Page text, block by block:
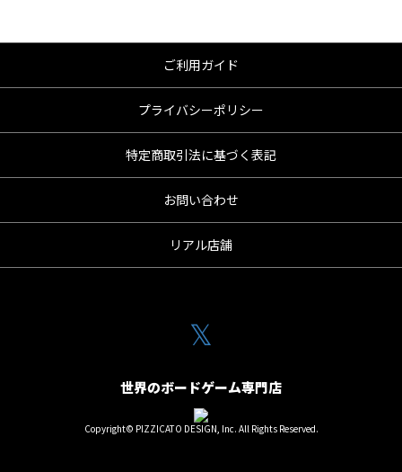
ご利用ガイド
プライバシーポリシー
特定商取引法に基づく表記
お問い合わせ
リアル店舗
𝕏
世界のボードゲーム専門店
Copyright© PIZZICATO DESIGN, Inc. All Rights Reserved.